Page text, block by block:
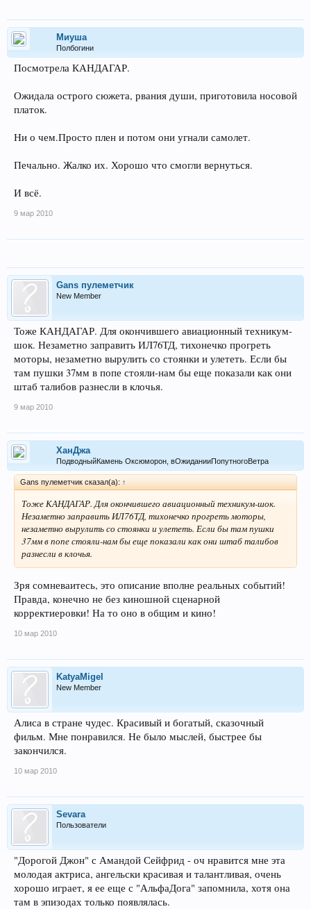
Миуша
Полбогини
Посмотрела КАНДАГАР.
Ожидала острого сюжета, рвания души, приготовила носовой
платок.
Ни о чем.Просто плен и потом они угнали самолет.
Печально. Жалко их. Хорошо что смогли вернуться.
И всё.
9 мар 2010
Gans пулеметчик
New Member
Тоже КАНДАГАР. Для окончившего авиационный техникум-
шок. Незаметно заправить ИЛ76ТД, тихонечко прогреть
моторы, незаметно вырулить со стоянки и улететь. Если бы
там пушки 37мм в попе стояли-нам бы еще показали как они
штаб талибов разнесли в клочья.
9 мар 2010
ХанДжа
ПодводныйКамень Оксюморон, вОжиданииПопутногоВетра
Gans пулеметчик сказал(а): ↑
Тоже КАНДАГАР. Для окончившего авиационный техникум-шок.
Незаметно заправить ИЛ76ТД, тихонечко прогреть моторы,
незаметно вырулить со стоянки и улететь. Если бы там пушки
37мм в попе стояли-нам бы еще показали как они штаб талибов
разнесли в клочья.
Зря сомневаитесь, это описание вполне реальных событий!
Правда, конечно не без киношной сценарной
корректиеровки! На то оно в общим и кино!
10 мар 2010
KatyaMigel
New Member
Алиса в стране чудес. Красивый и богатый, сказочный
фильм. Мне понравился. Не было мыслей, быстрее бы
закончился.
10 мар 2010
Sevara
Пользователи
"Дорогой Джон" с Амандой Сейфрид - оч нравится мне эта
молодая актриса, ангельски красивая и талантливая, очень
хорошо играет, я ее еще с "АльфаДога" запомнила, хотя она
там в эпизодах только появлялась.